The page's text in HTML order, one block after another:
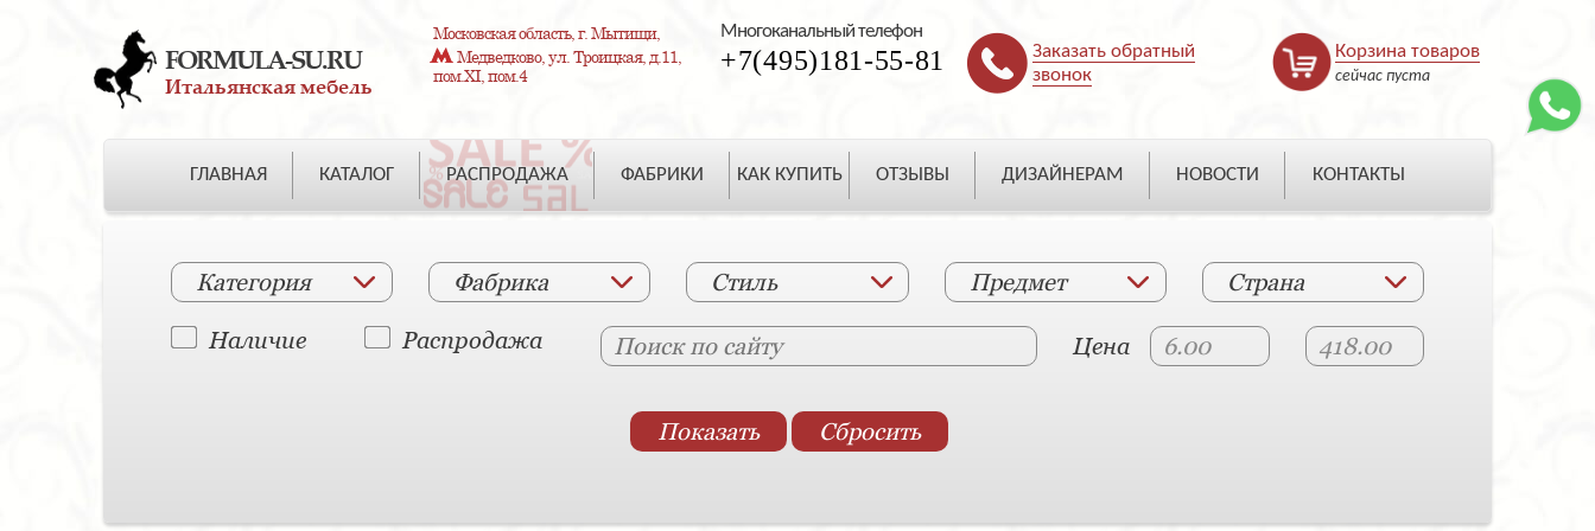
FORMULA-SU.RU
Итальянская мебель
Московская область, г. Мытищи,
Медведково, ул. Троицкая, д.11,
пом.XI, пом.4
Многоканальный телефон
+7(495)181-55-81
Заказать обратный
звонок
Корзина товаров
сейчас пуста
ГЛАВНАЯ КАТАЛОГ РАСПРОДАЖА ФАБРИКИ КАК КУПИТЬ ОТЗЫВЫ ДИЗАЙНЕРАМ НОВОСТИ КОНТАКТЫ
Категория Фабрика Стиль Предмет Страна
Наличие Распродажа Цена